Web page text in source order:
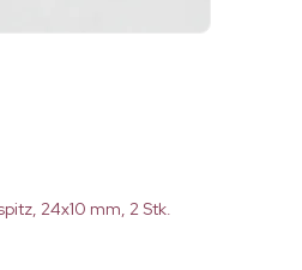
24x10 mm, 2 Stk.